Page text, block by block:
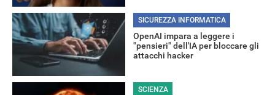
SICUREZZA INFORMATICA
OpenAI impara a leggere i
"pensieri" dell'IA per bloccare gli
attacchi hacker
SCIENZA